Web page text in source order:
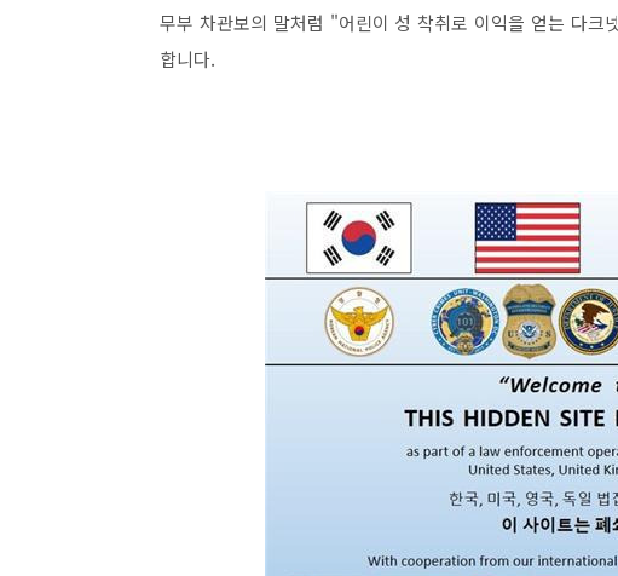
무부 차관보의 말처럼 "어린이 성 착취로 이익을 얻는 다크
합니다.